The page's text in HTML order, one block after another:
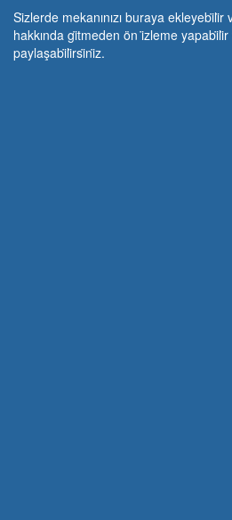
Si̇zlerde mekanınızı buraya
hakkında gi̇tmeden ön i̇zleme
paylaşabi̇li̇rsi̇ni̇z.